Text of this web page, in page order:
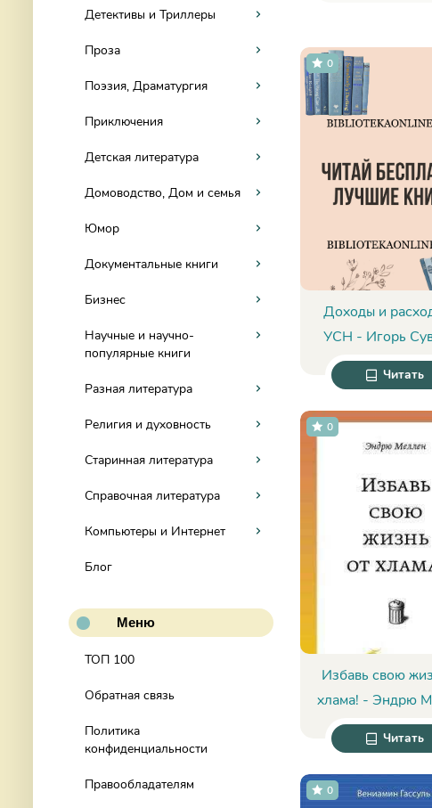
Детективы и Триллеры
Проза
Поэзия, Драматургия
Приключения
Детская литература
Домоводство, Дом и семья
Юмор
Документальные книги
Бизнес
Научные и научно-
популярные книги
Разная литература
Религия и духовность
Старинная литература
Справочная литература
Компьютеры и Интернет
Блог
Меню
ТОП 100
Обратная связь
Политика
конфиденциальности
Правообладателям
Доходы и
УСН - Игорь
0
Читать
Избавь свою
хлама! - Эндрю
0
Читать
0